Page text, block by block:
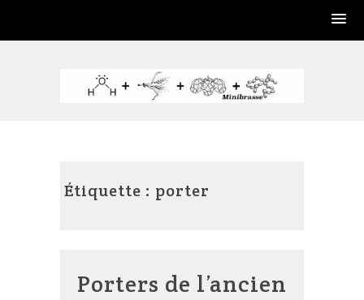
Étiquette : porter
Porters de l’ancien